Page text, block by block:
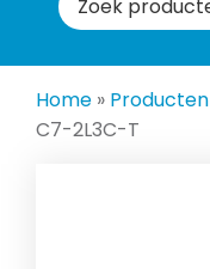
naar:
Home » Producten
C7-2L3C-T